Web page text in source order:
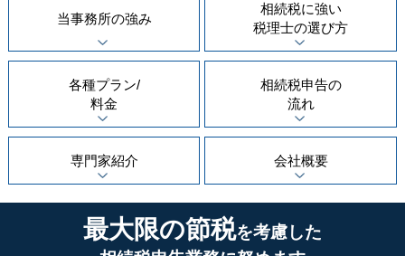
当事務所の強み
相続税に強い
税理士の選び方
各種プラン/
料金
相続税申告の
流れ
専門家紹介 会社概要
最大限の節税を考慮した